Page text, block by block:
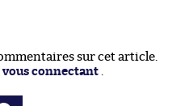
sur cet article.
vous connectant .